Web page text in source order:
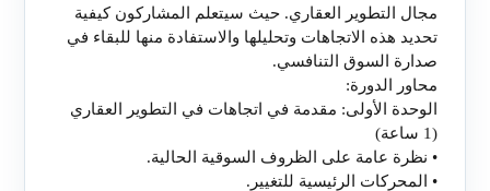
مجال التطوير العقاري. حيث سيتعلم المشاركون كيفية
تحديد هذه الاتجاهات وتحليلها والاستفادة منها للبقاء في
صدارة السوق التنافسي.
محاور الدورة:
الوحدة الأولى: مقدمة في اتجاهات في التطوير العقاري
(1 ساعة)
• نظرة عامة على الظروف السوقية الحالية.
•
المحركات الرئيسية للتغيير.